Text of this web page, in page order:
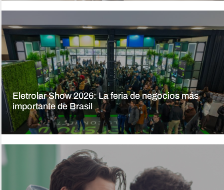
Eletrolar Show 2026: La feria de negocios más
importante de Brasil